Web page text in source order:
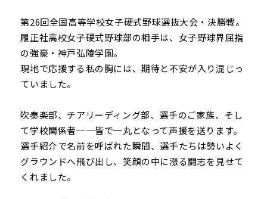
第26回全国高等学校女子硬式野球選抜大会・決勝戦。
履正社高校女子硬式野球部の相手は、女子野球界屈指
の強豪・神戸弘陵学園。
現地で応援する私の胸には、期待と不安が入り混じっ
ていました。
吹奏楽部、チアリーディング部、選手のご家族、そし
て学校関係者──皆で一丸となって声援を送ります。
選手紹介で名前を呼ばれた瞬間、選手たちは勢いよく
グラウンドへ飛び出し、笑顔の中に漲る闘志を見せて
くれました。